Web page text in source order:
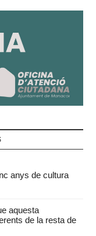
anys de cultura
aquesta
de la resta de